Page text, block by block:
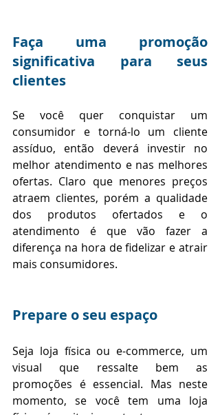
Faça uma promoção
significativa para seus
clientes
Se você quer conquistar um
consumidor e torná-lo um cliente
assíduo, então deverá investir no
melhor atendimento e nas melhores
ofertas. Claro que menores preços
atraem clientes, porém a qualidade
dos produtos ofertados e o
atendimento é que vão fazer a
diferença na hora de fidelizar e atrair
mais consumidores.
Prepare o seu espaço
Seja loja física ou e-commerce, um
visual que ressalte bem as
promoções é essencial. Mas neste
momento, se você tem uma loja